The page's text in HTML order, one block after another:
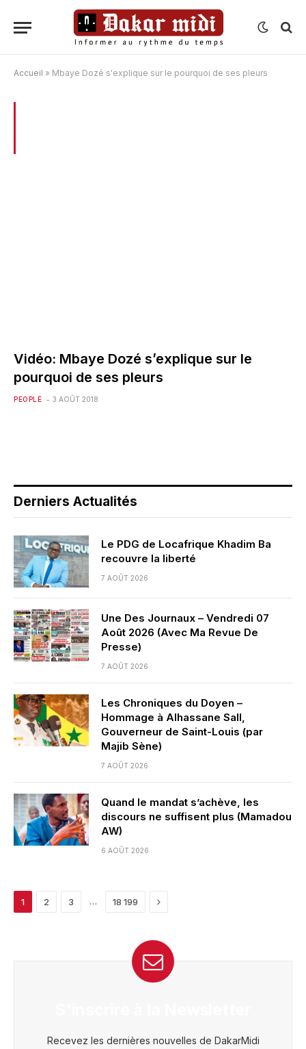
Accueil » Mbaye Dozé s'explique sur le pourquoi de ses pleurs
Vidéo: Mbaye Dozé s’explique sur le
pourquoi de ses pleurs
PEOPLE 3 AOÛT 2018
Derniers Actualités
Le PDG de Locafrique Khadim Ba
recouvre la liberté
7 AOÛT 2026
Une Des Journaux – Vendredi 07
Août 2026 (Avec Ma Revue De
Presse)
7 AOÛT 2026
Les Chroniques du Doyen –
Hommage à Alhassane Sall,
Gouverneur de Saint-Louis (par
Majib Sène)
7 AOÛT 2026
Quand le mandat s’achève, les
discours ne suffisent plus (Mamadou
AW)
6 AOÛT 2026
1 2 3 … 18 199 Next
Recevez les dernières nouvelles de DakarMidi